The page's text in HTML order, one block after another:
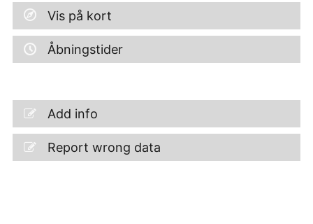
Vis på kort
Åbningstider
Add info
Report wrong data